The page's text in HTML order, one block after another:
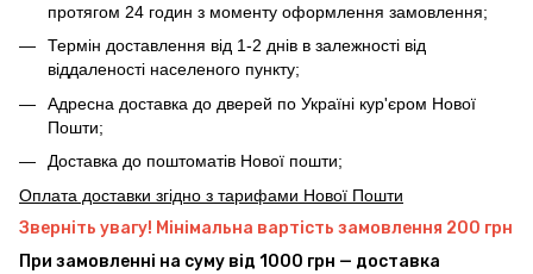
протягом 24 годин з моменту оформлення замовлення;
Термін доставлення від 1-2 днів в залежності від
віддаленості населеного пункту;
Адресна доставка до дверей по Україні кур'єром Нової
Пошти;
Доставка до поштоматів Нової пошти;
Оплата доставки згідно з тарифами Нової Пошти
Зверніть увагу! Мінімальна вартість замовлення 200 грн
При замовленні на суму від 1000 грн — доставка